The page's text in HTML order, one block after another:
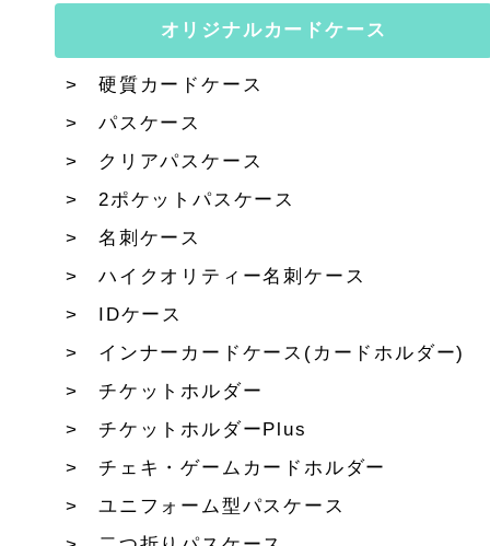
オリジナルカードケース
硬質カードケース
パスケース
クリアパスケース
2ポケットパスケース
名刺ケース
ハイクオリティー名刺ケース
IDケース
インナーカードケース(カードホルダー)
チケットホルダー
チケットホルダーPlus
チェキ・ゲームカードホルダー
ユニフォーム型パスケース